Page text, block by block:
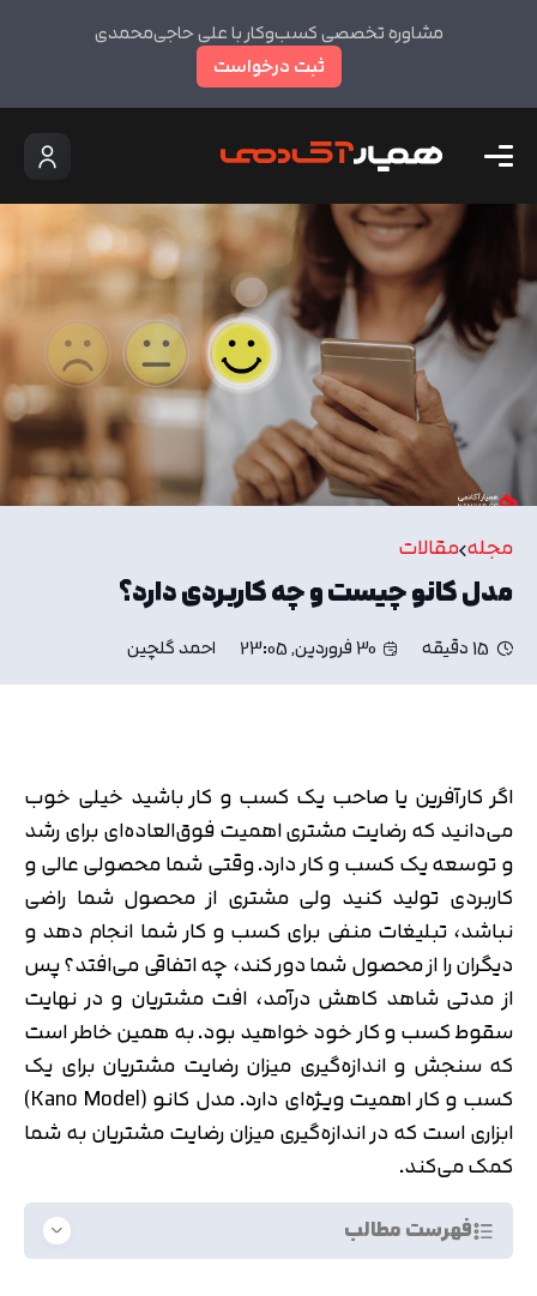
مشاوره تخصصی کسب‌وکار با علی حاجی‌محمدی
ثبت درخواست
مجله مقالات
مدل کانو چیست و چه کاربردی دارد؟
15 دقیقه 30 فروردین, 23:05 احمد گلچین
اگر کارآفرین یا صاحب یک کسب و کار باشید خیلی خوب
می‌دانید که رضایت مشتری اهمیت فوق‌العاده‌ای برای رشد
و توسعه یک کسب و کار دارد. وقتی شما محصولی عالی و
کاربردی تولید کنید ولی مشتری از محصول شما راضی
نباشد، تبلیغات منفی برای کسب و کار شما انجام دهد و
دیگران را از محصول شما دور کند، چه اتفاقی می‌افتد؟ پس
از مدتی شاهد کاهش درآمد، افت مشتریان و در نهایت
سقوط کسب و کار خود خواهید بود. به همین خاطر است
که سنجش و اندازه‌گیری میزان رضایت مشتریان برای یک
کسب و کار اهمیت ویژه‌ای دارد. مدل کانو (Kano Model)
ابزاری است که در اندازه‌گیری میزان رضایت مشتریان به شما
کمک می‌کند.
فهرست مطالب